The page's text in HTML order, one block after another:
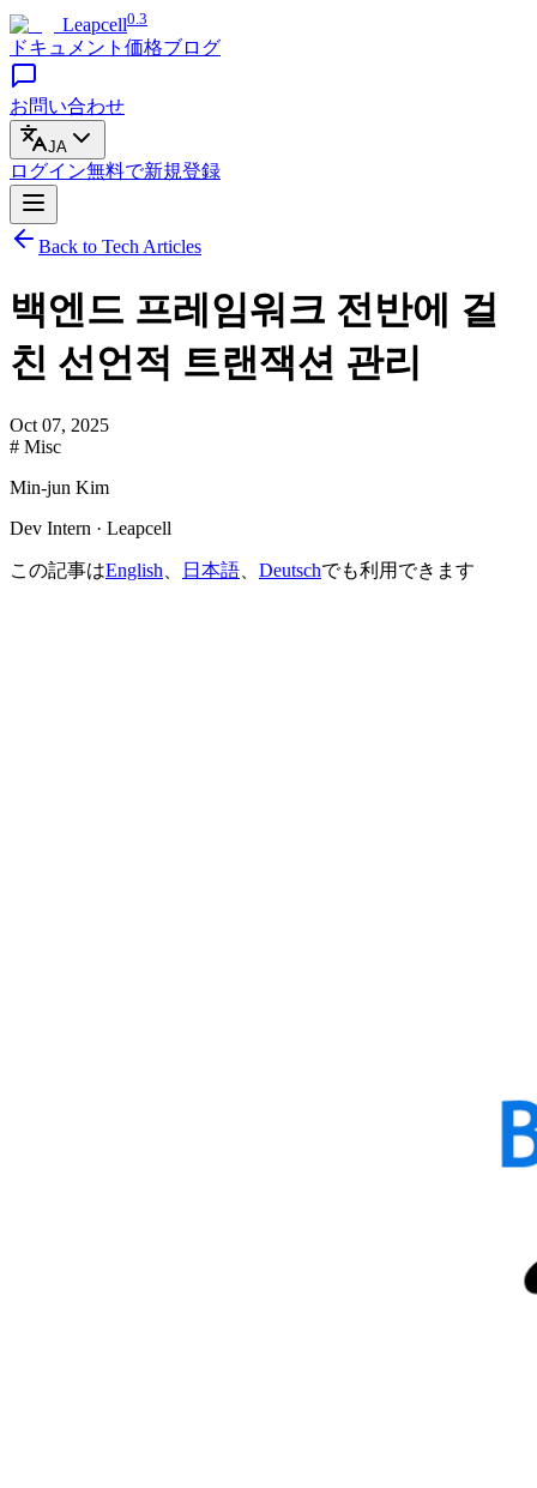
Leapcell0.3
ドキュメント 価格ブログ
お問い合わせ
JA
ログイン無料で新規登録
Back to Tech Articles
백엔드 프레임워크 전반에 걸
친 선언적 트랜잭션 관리
Oct 07, 2025
# Misc
Min-jun Kim
Dev Intern · Leapcell
この記事はEnglish 日本語 Deutschでも利用できます